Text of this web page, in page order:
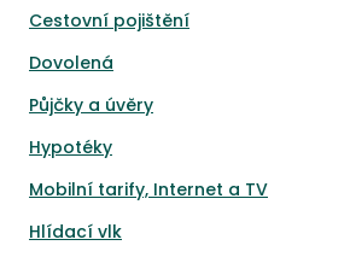
Cestovní pojištění
Dovolená
Půjčky a úvěry
Hypotéky
Mobilní tarify, Internet a TV
Hlídací vlk